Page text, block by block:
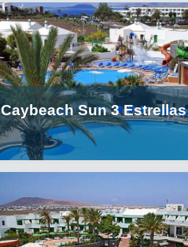
Caybeach Sun 3 Estrellas